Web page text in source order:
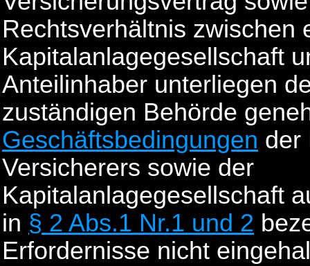
Rechtsverhältnis zwischen
Kapitalanlagegesellschaft
Anteilinhaber unterliegen
zuständigen Behörde
Geschäftsbedingungen der
Versicherers sowie der
Kapitalanlagegesellschaft
in § 2 Abs.1 Nr.1 und 2
Erfordernisse nicht